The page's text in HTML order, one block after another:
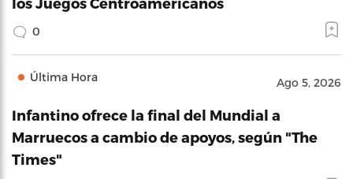
0
Última Hora Ago 5, 2026
Infantino ofrece la final del Mundial a
Marruecos a cambio de apoyos, según "The
Times"